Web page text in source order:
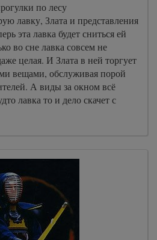
по лесу
лавку, Злата и представления
эта лавка будет сниться ей
во сне лавка совсем не
целая. И Злата в ней торгует
вещами, обслуживая порой
А виды за окном всё
лавка то и дело скачет с